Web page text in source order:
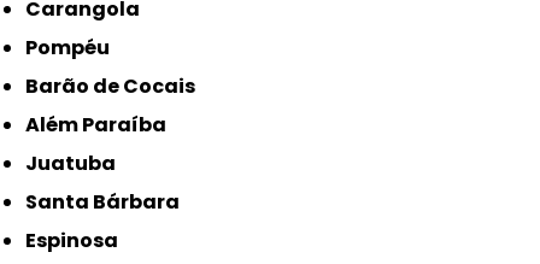
Carangola
Pompéu
Barão de Cocais
Além Paraíba
Juatuba
Santa Bárbara
Espinosa